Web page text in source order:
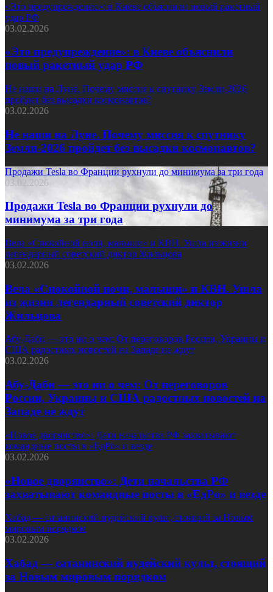
«Это предупреждение»: в Киеве объяснили новый ракетный
удар РФ
03.02.2026
«Это предупреждение»: в Киеве объяснили
новый ракетный удар РФ
Не наши на Луне. Почему миссия к спутнику Земли-2026
пройдет без высадки космонавтов?
03.02.2026
Не наши на Луне. Почему миссия к спутнику
Земли-2026 пройдет без высадки космонавтов?
Продажи Tesla во Франции рухнули до минимума за три года
03.02.2026
Продажи Tesla во Франции рухнули до
минимума за три года
Вела «Спокойной ночи, малыши» и КВН. Ушла из жизни
легендарный советский диктор Жильцова
03.02.2026
Вела «Спокойной ночи, малыши» и КВН. Ушла
из жизни легендарный советский диктор
Жильцова
Абу-Даби — это ни о чем: От переговоров России, Украины и
США радостных новостей на Западе не ждут
03.02.2026
Абу-Даби — это ни о чем: От переговоров
России, Украины и США радостных новостей на
Западе не ждут
«Новое дворянство»: Дети начальства РФ захватывают
командные посты в «ЕдРо» и везде
03.02.2026
«Новое дворянство»: Дети начальства РФ
захватывают командные посты в «ЕдРо» и везде
Хабад — сатанинский иудейский культ, стоящий за Новым
мировым порядком
03.02.2026
Хабад — сатанинский иудейский культ, стоящий
за Новым мировым порядком